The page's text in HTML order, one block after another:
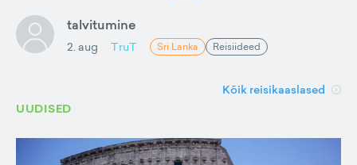
talvitumine
2. aug TruT Sri Lanka Reisiideed
Kõik reisikaaslased
UUDISED